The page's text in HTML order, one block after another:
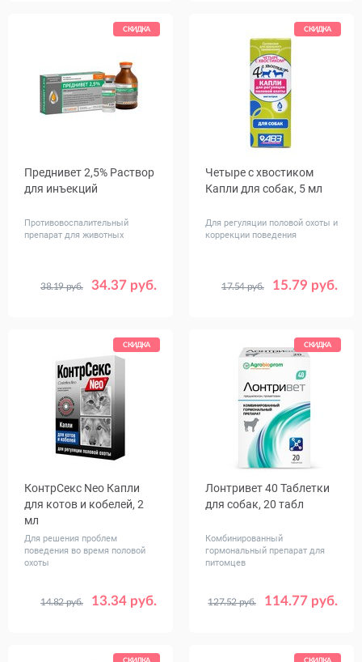
СКИДКА
Преднивет 2,5% Раствор
для инъекций
Противовоспалительный
препарат для животных
34.37 руб.
38.19 руб.
Объем,
10 (5 флаконов)
СКИДКА
Четыре с хвостиком
Капли для собак, 5 мл
Для регуляции половой охоты и
коррекции поведения
15.79 руб.
17.54 руб.
СКИДКА
КонтрСекс Neo Капли
для котов и кобелей, 2
мл
Для решения проблем
поведения во время половой
охоты
13.34 руб.
14.82 руб.
СКИДКА
Лонтривет 40 Таблетки
для собак, 20 табл
Комбинированный
гормональный препарат для
питомцев
114.77 руб.
127.52 руб.
СКИДКА СКИДКА